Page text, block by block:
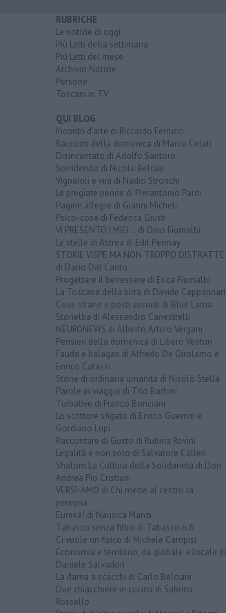
RUBRICHE
Le notizie di oggi
Più Letti della settimana
Più Letti del mese
Archivio Notizie
Persone
Toscani in TV
QUI BLOG
Incontri d'arte di Riccardo Ferrucci
Racconti della domenica di Marco Celati
Disincantato di Adolfo Santoro
Sorridendo di Nicola Belcari
Vignaioli e vini di Nadio Stronchi
Le pregiate penne di Pierantonio Pardi
Pagine allegre di Gianni Micheli
Psico-cose di Federica Giusti
VI PRESENTO I MIEI... di Dino Fiumalbi
Le stelle di Astrea di Edit Permay
STORIE VISPE MA NON TROPPO DISTRATTE
di Dario Dal Canto
Progettare il benessere di Erica Fiumalbi
La Toscana della birra di Davide Cappannari
Cose strane e posti assurdi di Blue Lama
Storielba di Alessandro Canestrelli
NEURONEWS di Alberto Arturo Vergani
Pensieri della domenica di Libero Venturi
Fauda e balagan di Alfredo De Girolamo e
Enrico Catassi
Storie di ordinaria umanità di Nicolò Stella
Parole in viaggio di Tito Barbini
Turbative di Franco Bonciani
Lo scrittore sfigato di Enrico Guerrini e
Gordiano Lupi
Raccontare di Gusto di Rubina Rovini
Legalità e non solo di Salvatore Calleri
Shalom La Cultura della Solidarietà di Don
Andrea Pio Cristiani
VERSI-AMO di Chi mette al centro la
persona
Eureka! di Nausica Manzi
Tabasco senza filtro di Tabasco n.6
Ci vuole un fisico di Michele Campisi
Economia e territorio, da globale a locale di
Daniele Salvadori
La dama a scacchi di Carlo Belciani
Due chiacchiere in cucina di Sabrina
Rossello